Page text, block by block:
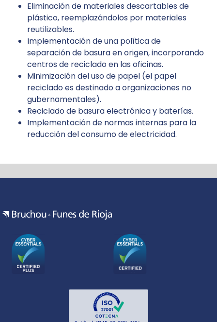
Eliminación de materiales descartables de
plástico, reemplazándolos por materiales
reutilizables.
Implementación de una política de
separación de basura en origen, incorporando
centros de reciclado en las oficinas.
Minimización del uso de papel (el papel
reciclado es destinado a organizaciones no
gubernamentales).
Reciclado de basura electrónica y baterías.
Implementación de normas internas para la
reducción del consumo de electricidad.